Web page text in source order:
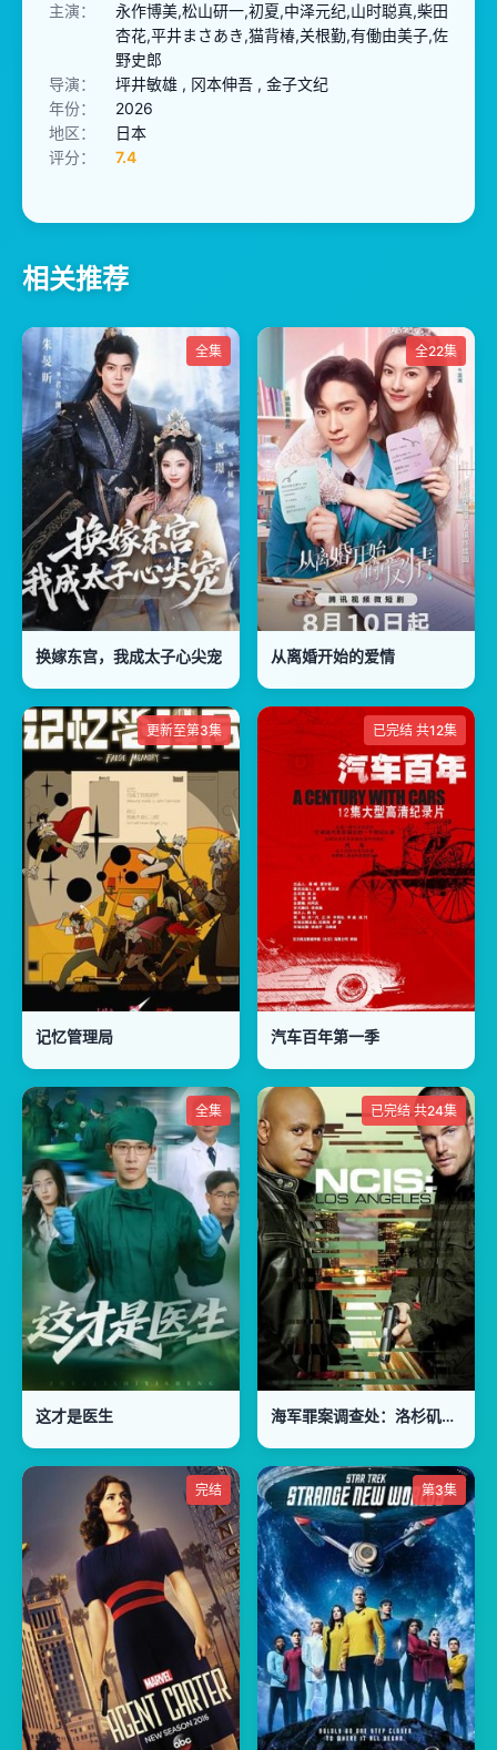
主演：
永作博美,松山研一,初夏,中泽元纪,山时聪真,柴田
杏花,平井まさあき,猫背椿,关根勤,有働由美子,佐
野史郎
导演：
坪井敏雄 , 冈本伸吾 , 金子文纪
年份：
2026
地区：
日本
评分：
7.4
相关推荐
全集
换嫁东宫，我成太子心尖宠
全22集
从离婚开始的爱情
更新至第3集
记忆管理局
已完结 共12集
汽车百年第一季
全集
这才是医生
已完结 共24集
海军罪案调查处：洛杉矶第七季
完结 第3集